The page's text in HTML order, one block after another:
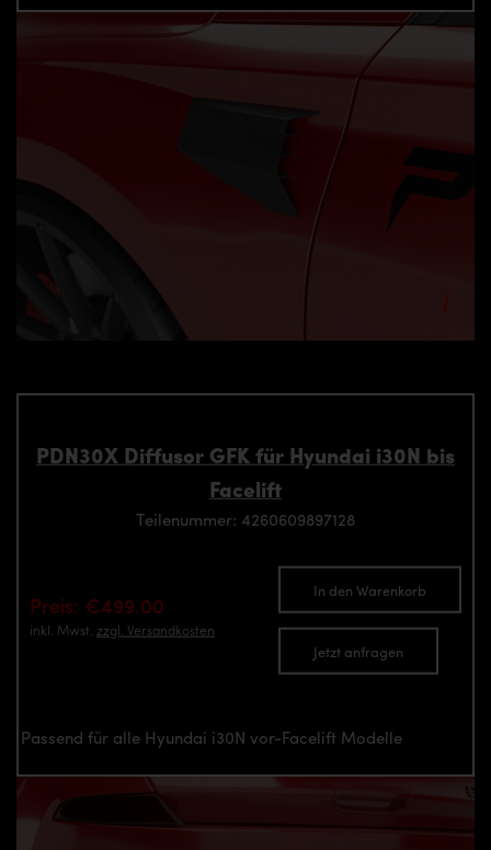
PDN30X Diffusor GFK für Hyundai i30N bis
Facelift
Teilenummer: 4260609897128
Preis: €499.00
inkl. Mwst. zzgl. Versandkosten
In den Warenkorb
Jetzt anfragen
Passend für alle Hyundai i30N vor-Facelift Modelle